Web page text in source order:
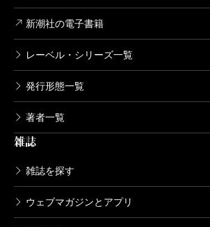
新潮社の電子書籍
レーベル・シリーズ一覧
発行形態一覧
著者一覧
雑誌
雑誌を探す
ウェブマガジンとアプリ